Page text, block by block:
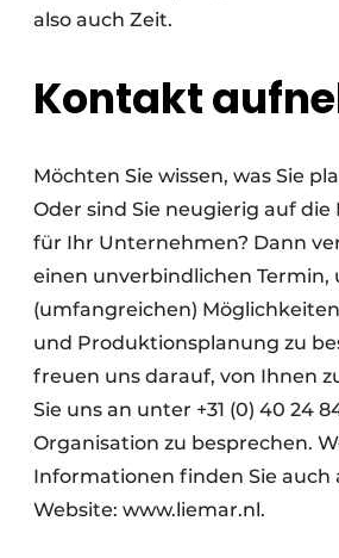
also auch Zeit.
Kontakt
Möchten Sie wissen, was Sie
Oder sind Sie neugierig auf
für Ihr Unternehmen? Dann
einen unverbindlichen Termin,
(umfangreichen)
und Produktionsplanung zu
freuen uns darauf, von Ihnen
Sie uns an unter +31 (0) 40 24
Organisation zu besprechen.
Informationen finden Sie auch
Website: www.liemar.nl.